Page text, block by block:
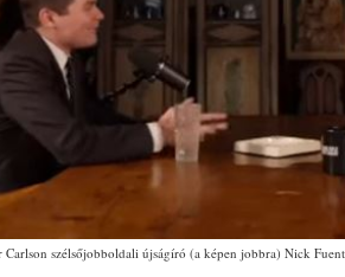
Carlson szélsőjobboldali újságíró (a képen jobbra) Nick